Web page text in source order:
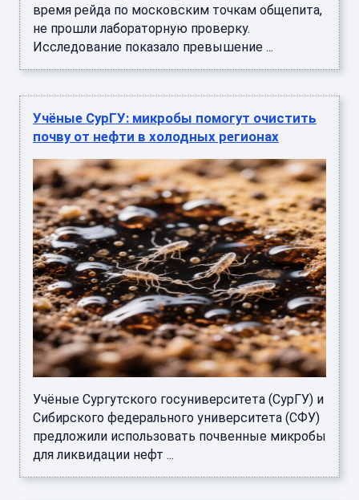
время рейда по московским точкам общепита,
не прошли лабораторную проверку.
Исследование показало превышение ...
Учёные СурГУ: микробы помогут очистить
почву от нефти в холодных регионах
Учёные Сургутского госуниверситета (СурГУ) и
Сибирского федерального университета (СФУ)
предложили использовать почвенные микробы
для ликвидации нефт ...